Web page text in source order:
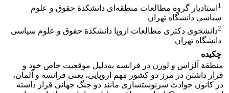
1 استادیار گروه مطالعات منطقه‌ای دانشکدۀ حقوق و علوم
سیاسی دانشگاه تهران
2دانشجوی دکتری مطالعات اروپا دانشکدة حقوق و علوم سیاسی
دانشگاه تهران
چکیده
منطقة آلزاس و لورن در فرانسه به‌دلیل موقعیت خاص خود و
قرار داشتن در مرز دو کشور مهم اروپایی، یعنی فرانسه و آلمان،
در کانون حوادث سرنوست‏سازی مانند دو جنگ جهانی قرار داشته